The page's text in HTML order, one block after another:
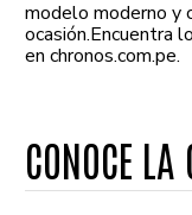
modelo moderno y
ocasión.Encuentra
en chronos.com.pe.
CONOCE LA